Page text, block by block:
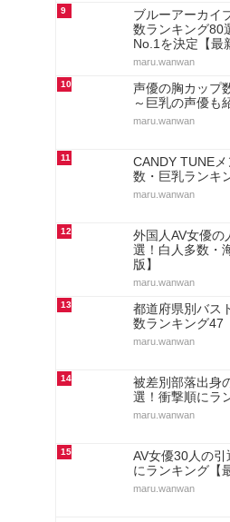
9
ブルーアーカイ
数ランキング80
No.1を決定【最
maru.wanwan
10
声優の胸カップ
～巨乳の声優も
maru.wanwan
11
CANDY TUNE
数・巨乳ランキ
maru.wanwan
12
外国人AV女優の
選！白人多数・
版】
maru.wanwan
13
都道府県別バス
数ランキング47
maru.wanwan
14
被差別部落出身
選！衝撃順にラ
maru.wanwan
15
AV女優30人の
にランキング【
maru.wanwan